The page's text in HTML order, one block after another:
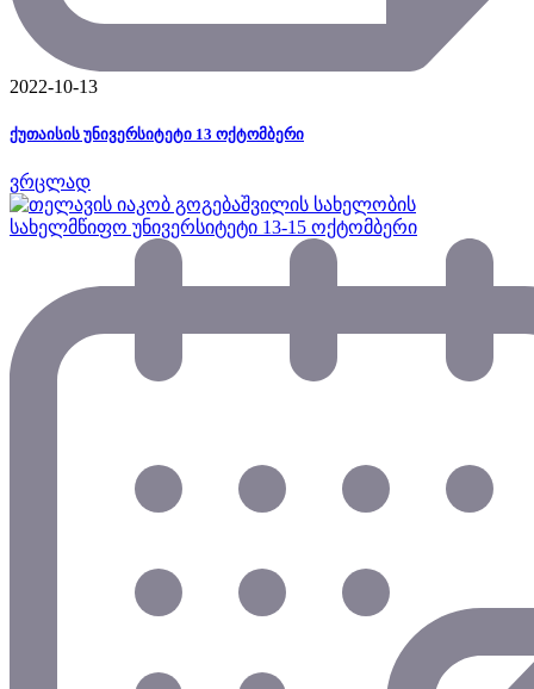
2022-10-13
ქუთაისის უნივერსიტეტი 13 ოქტომბერი
ვრცლად